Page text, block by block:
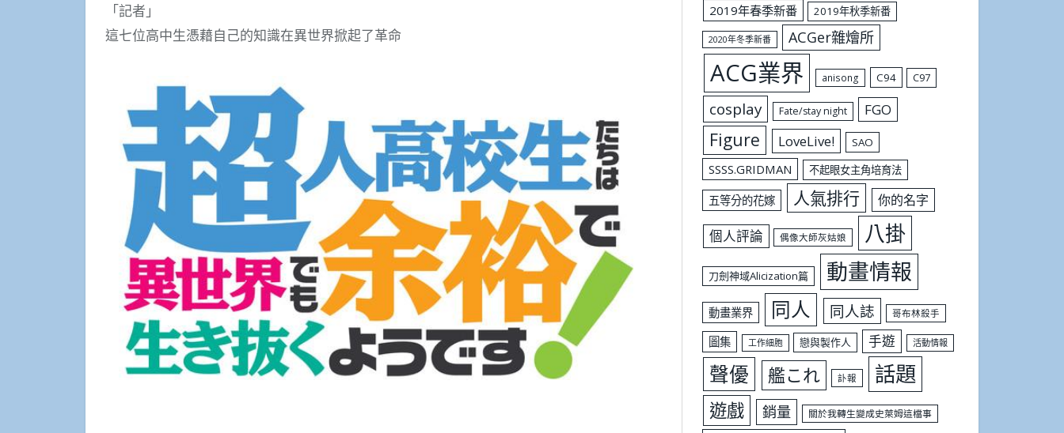
「記者」
這七位高中生憑藉自己的知識在異世界掀起了革命
2019年春季新番
2019年秋季新番
2020年冬季新番 ACGer雜燴所
ACG業界 anisong C94 C97
cosplay Fate/stay night FGO
Figure LoveLive! SAO
SSSS.GRIDMAN 不起眼女主角培育法
五等分的花嫁 人氣排行 你的名字
個人評論 偶像大師灰姑娘 八掛
刀劍神域Alicization篇 動畫情報
動畫業界 同人 同人誌 哥布林殺手
圖集 工作細胞 戀與製作人 手遊 活動情報
聲優 艦これ 訃報 話題
遊戲 銷量 關於我轉生變成史萊姆這檔事